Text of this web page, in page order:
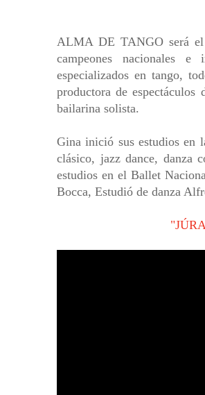
ALMA DE TANGO será el
campeones nacionales e
especializados en tango,
productora de
bailarina solista.
Gina inició sus estudios en
clásico, jazz dance, danza
estudios en el Ballet
Bocca, Estudió de danza